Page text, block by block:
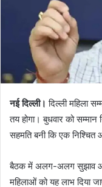
नई दिल्ली। दिल्ली महिला
तय होगा। बुधवार को
सहमति बनी कि एक निश्चित
बैठक में अलग-अलग सुझाव
महिलाओं को यह लाभ दिया